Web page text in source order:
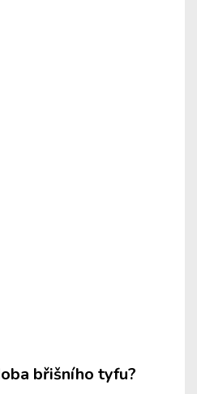
břišního tyfu?